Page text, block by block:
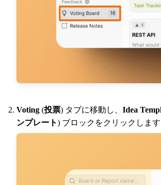
Voting (投票) タブに移動し、 Idea
ンプレート) ブロックをクリックします